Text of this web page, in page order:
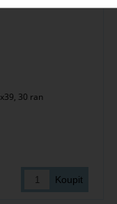
30 ran